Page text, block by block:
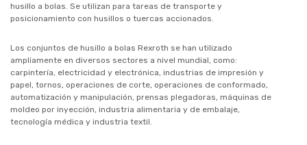
husillo a bolas. Se utilizan para tareas de transporte y
posicionamiento con husillos o tuercas accionados.
Los conjuntos de husillo a bolas Rexroth se han utilizado
ampliamente en diversos sectores a nivel mundial, como:
carpintería, electricidad y electrónica, industrias de impresión y
papel, tornos, operaciones de corte, operaciones de conformado,
automatización y manipulación, prensas plegadoras, máquinas de
moldeo por inyección, industria alimentaria y de embalaje,
tecnología médica y industria textil.